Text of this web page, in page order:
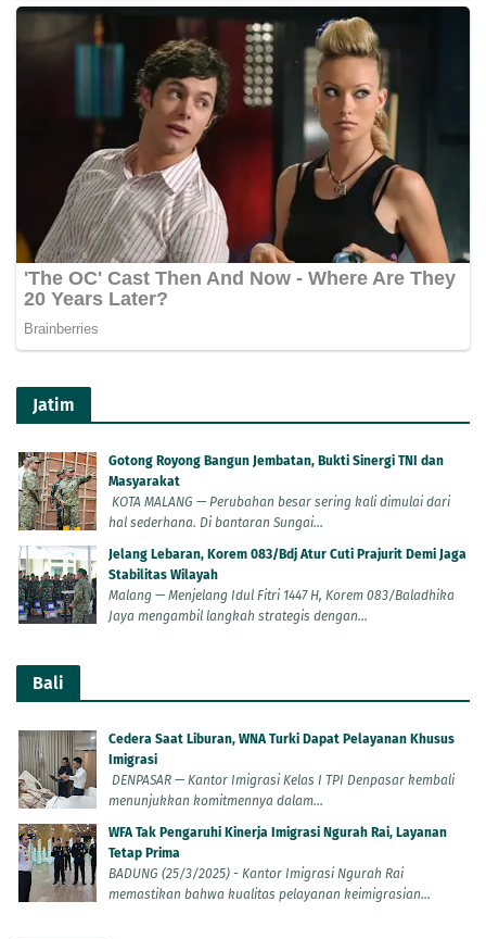
Jatim
Gotong Royong Bangun Jembatan, Bukti Sinergi TNI dan
Masyarakat
KOTA MALANG — Perubahan besar sering kali dimulai dari
hal sederhana. Di bantaran Sungai...
Jelang Lebaran, Korem 083/Bdj Atur Cuti Prajurit Demi Jaga
Stabilitas Wilayah
Malang — Menjelang Idul Fitri 1447 H, Korem 083/Baladhika
Jaya mengambil langkah strategis dengan...
Bali
Cedera Saat Liburan, WNA Turki Dapat Pelayanan Khusus
Imigrasi
DENPASAR — Kantor Imigrasi Kelas I TPI Denpasar kembali
menunjukkan komitmennya dalam...
WFA Tak Pengaruhi Kinerja Imigrasi Ngurah Rai, Layanan
Tetap Prima
BADUNG (25/3/2025) - Kantor Imigrasi Ngurah Rai
memastikan bahwa kualitas pelayanan keimigrasian...